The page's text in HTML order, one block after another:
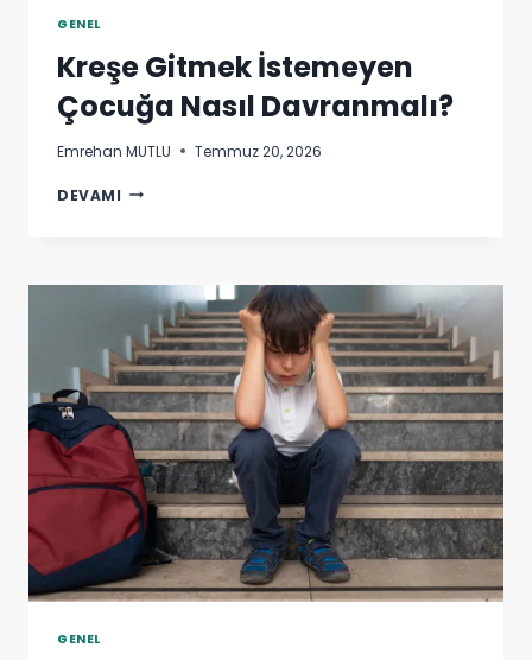
GENEL
Kreşe Gitmek İstemeyen
Çocuğa Nasıl Davranmalı?
Emrehan MUTLU Temmuz 20, 2026
DEVAMI KREŞE
NASIL
DAVRANMALI?
GENEL